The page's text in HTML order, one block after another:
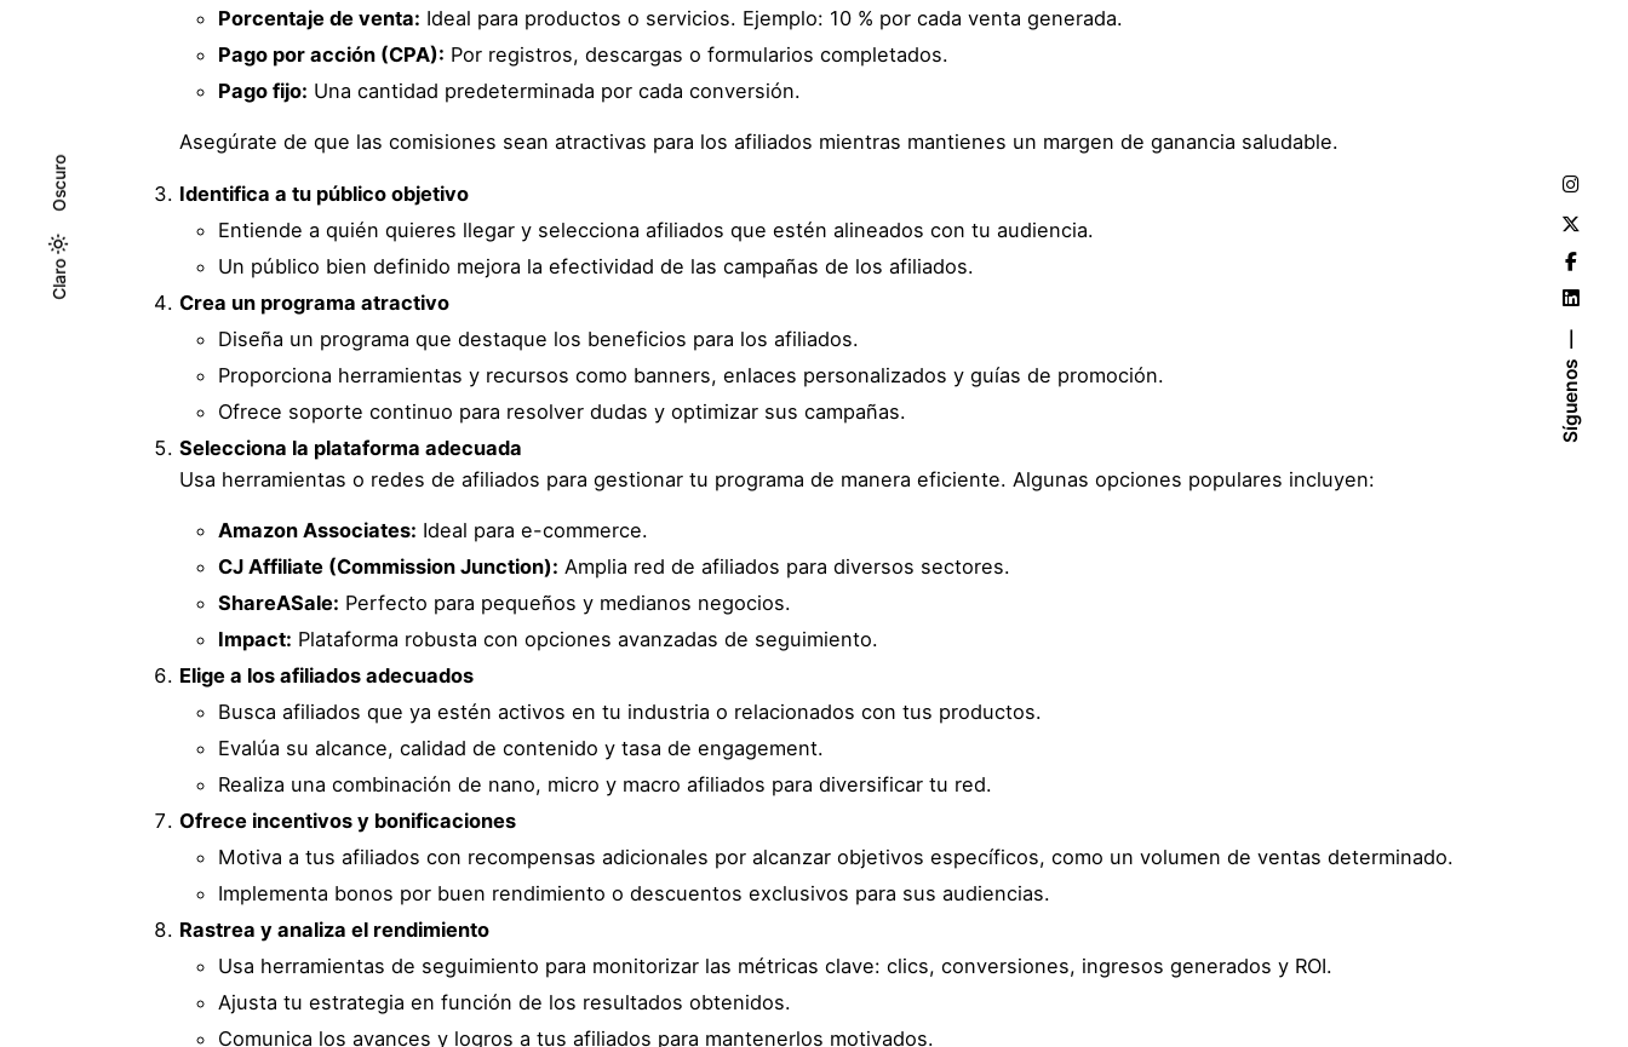
Claro
Oscuro
Claro
Oscuro
Síguenos
Porcentaje de venta: Ideal para productos o servicios. Ejemplo: 10 % por cada venta generada.
Pago por acción (CPA): Por registros, descargas o formularios completados.
Pago fijo: Una cantidad predeterminada por cada conversión.
Asegúrate de que las comisiones sean atractivas para los afiliados mientras mantienes un margen de ganancia saludable.
Identifica a tu público objetivo
Entiende a quién quieres llegar y selecciona afiliados que estén alineados con tu audiencia.
Un público bien definido mejora la efectividad de las campañas de los afiliados.
Crea un programa atractivo
Diseña un programa que destaque los beneficios para los afiliados.
Proporciona herramientas y recursos como banners, enlaces personalizados y guías de promoción.
Ofrece soporte continuo para resolver dudas y optimizar sus campañas.
Selecciona la plataforma adecuada
Usa herramientas o redes de afiliados para gestionar tu programa de manera eficiente. Algunas opciones populares incluyen:
Amazon Associates: Ideal para e-commerce.
CJ Affiliate (Commission Junction): Amplia red de afiliados para diversos sectores.
ShareASale: Perfecto para pequeños y medianos negocios.
Impact: Plataforma robusta con opciones avanzadas de seguimiento.
Elige a los afiliados adecuados
Busca afiliados que ya estén activos en tu industria o relacionados con tus productos.
Evalúa su alcance, calidad de contenido y tasa de engagement.
Realiza una combinación de nano, micro y macro afiliados para diversificar tu red.
Ofrece incentivos y bonificaciones
Motiva a tus afiliados con recompensas adicionales por alcanzar objetivos específicos, como un volumen de ventas determinado.
Implementa bonos por buen rendimiento o descuentos exclusivos para sus audiencias.
Rastrea y analiza el rendimiento
Usa herramientas de seguimiento para monitorizar las métricas clave: clics, conversiones, ingresos generados y ROI.
Ajusta tu estrategia en función de los resultados obtenidos.
Comunica los avances y logros a tus afiliados para mantenerlos motivados.